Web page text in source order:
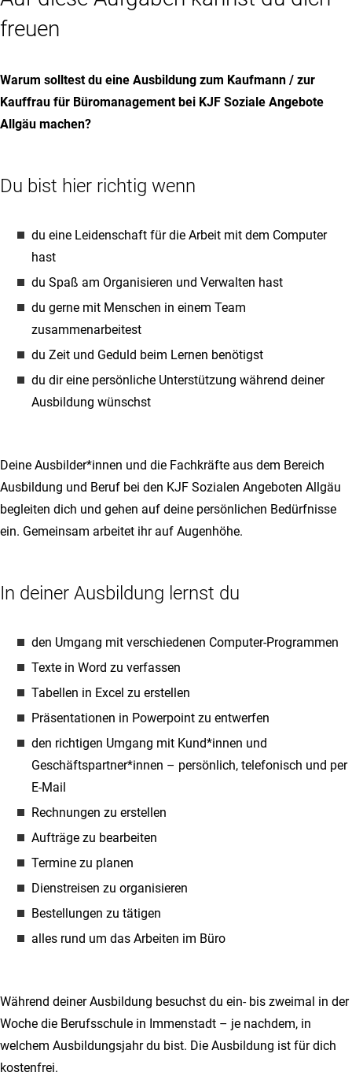
freuen
Warum solltest du eine Ausbildung zum Kaufmann / zur
Kauffrau für Büromanagement bei KJF Soziale Angebote
Allgäu machen?
Du bist hier richtig wenn
du eine Leidenschaft für die Arbeit mit dem Computer
hast
du Spaß am Organisieren und Verwalten hast
du gerne mit Menschen in einem Team
zusammenarbeitest
du Zeit und Geduld beim Lernen benötigst
du dir eine persönliche Unterstützung während deiner
Ausbildung wünschst
Deine Ausbilder*innen und die Fachkräfte aus dem Bereich
Ausbildung und Beruf bei den KJF Sozialen Angeboten Allgäu
begleiten dich und gehen auf deine persönlichen Bedürfnisse
ein. Gemeinsam arbeitet ihr auf Augenhöhe.
In deiner Ausbildung lernst du
den Umgang mit verschiedenen Computer-Programmen
Texte in Word zu verfassen
Tabellen in Excel zu erstellen
Präsentationen in Powerpoint zu entwerfen
den richtigen Umgang mit Kund*innen und
Geschäftspartner*innen – persönlich, telefonisch und per
E-Mail
Rechnungen zu erstellen
Aufträge zu bearbeiten
Termine zu planen
Dienstreisen zu organisieren
Bestellungen zu tätigen
alles rund um das Arbeiten im Büro
Während deiner Ausbildung besuchst du ein- bis zweimal in der
Woche die Berufsschule in Immenstadt – je nachdem, in
welchem Ausbildungsjahr du bist. Die Ausbildung ist für dich
kostenfrei.